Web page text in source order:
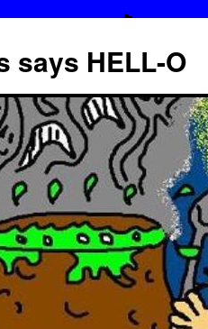
says HELL-O